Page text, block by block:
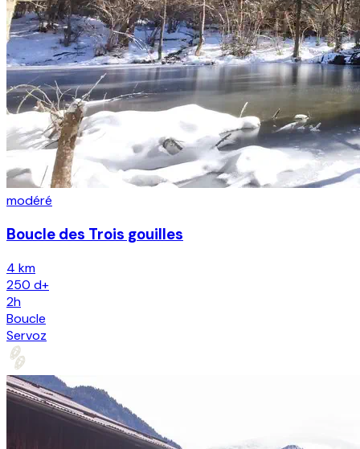
modéré
Boucle des Trois gouilles
4 km
250 d+
2h
Boucle
Servoz